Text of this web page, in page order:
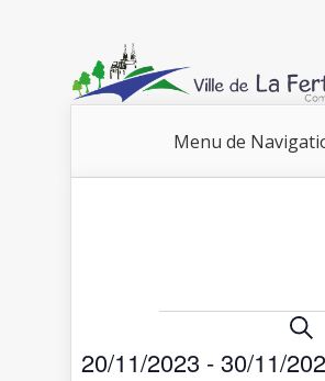
Menu de
Évènementset
20/11/2023 - 30/11/